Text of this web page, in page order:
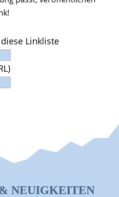
Linkliste
NEUIGKEITEN